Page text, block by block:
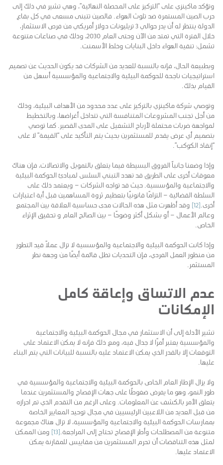
وتؤكد ماكينزي على “التركيز على المحصلة النهائية”، وهي تشير في ذلك إلى
حرب الصين المستمرة ضد تلوث الهواء. فالصين تتبنى مسعى في كل بقاع
الدولة ينتظر له أن يدر حوالي 3 تريليونات دولار أمريكي من فرص الاستثمار،
خلال الفترة التي تمتد من الآن وحتى العام 2030، وذلك في صناعات متنوعة
تشمل: تنقية الهواء داخل البنايات وخلط الأسمنت.
وبطبيعة الحال، فإنه بالنسبة للعديد من الشركات قد يكون الحديث عن تصميم
استراتيجيات ناجحة للحوكمة البيئية والاجتماعية والمؤسسية أسهل من
القيام بذلك.
وتوصي شركة ماكينزي بالتركيز على عدد محدود من الأهداف البيئية، وذلك
من أجل تجنب المشروعات المتنافسة التي تتداخل أغراضها، وبالتخطيط
لمواجهة ضربات محتملة لأرباح التشغيل على المدى القصير. كما توصي
بتصميم أي عرض يقدم للمستثمرين بحيث يتم التأكيد على “القيمة” لا على
“إنقاذ الكوكب”.
وإذا وضعنا جانباً الفروق البسيطة فيما يتعلق بالتمويل والاتصالات، فإن هناك
معوقات أخرى على الطريق قد تهدد التبني السلس لمبادئ الحوكمة البيئية
والاجتماعية والمؤسسية. حيث قد تواجه الشركات – ويعتمد ذلك على
السلطة القضائية – التزامًا قانونيًا بتعظيم ثروة المساهمين قبل أية اعتبارات
أخرى.[12]
وقد أظهرت مثل هذه الحالات مدى حساسية العلاقة بين المجتمع
وعالم الأعمال – أو بشكل أكثر وضوحًا – بين الصالح العام و تحقيق الإثراء
الخاص.
وإذا كانت الحوكمة البيئية والاجتماعية والمؤسسية لا تزال عملاً قيد التطور
من منظور العمل الفردي، فإن التحديات تظل قائمة أيضًا من وجهة نظر
المستثمر.
عدم الاتساق وإعاقة كامل
الإمكانات
تشير الأدلة إلى أن الاستثمار في مجال الحوكمة البيئية والاجتماعية
والمؤسسية يعتبر أمرًا لا جدال فيه، ومع ذلك فإنه لا يمكن الاعتماد على
التوقعات إلا بالقدر الذي يمكن الاعتماد عليه بالنسبة للبيانات التي يتم البناء
عليها.
ولا يزال الإطار العام الخاص بالحوكمة البيئية والاجتماعية والمؤسسية في
طور النمو، وهو ما يفرض ضغوطًا على جهات الإفصاح والمستثمرين عندما
يتعلق الأمر بالكشف عن المعلومات. وعلى الرغم من التقدم الذي تم احرازه
من قبل العديد من اللاعبين الرئيسيين في مجال توحيد المعايير الخاصة
بممارسات الحوكمة البيئية والاجتماعية والمؤسسية، لا تزال هناك مجموعة
متنوعة من المصطلحات وأطر الإفصاح تحتاج إلى المراجعة.[13]
ومن الممكن
لمثل هذه التناقضات أن تحرم المستثمرين من مقاييس للمقارنة يمكن
الاعتماد عليها.